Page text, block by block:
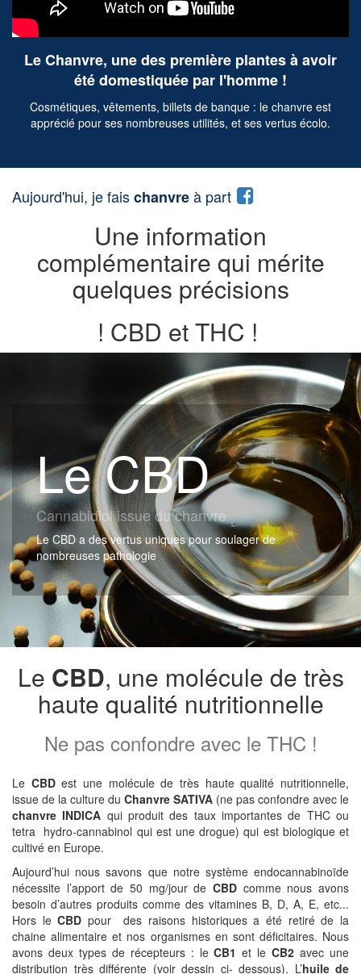
Le Chanvre, une des première plantes à avoir
été domestiquée par l'homme !
Cosmétiques, vêtements, billets de banque : le chanvre est
apprécié pour ses nombreuses utilités, et ses vertus écolo.
Aujourd'hui, je faischanvreà part
Une information
complémentaire qui mérite
quelques précisions
! CBD et THC !
Le CBD
Cannabidiol issue du chanvre
Le CBD a des vertus uniques pour soulager de
nombreuses pathologie
Le CBD, une molécule de très
haute qualité nutritionnelle
Ne pas confondre avec le THC !
Le CBDest une molécule de très haute qualité nutritionnelle,
issue de la culture du Chanvre SATIVA (ne pas confondre avec le
chanvre INDICA qui produit des taux importantes de THC ou
tetra hydro-cannabinol qui est une drogue) qui est biologique et
cultivé en Europe.
Aujourd’hui nous savons que notre système endocannabinoïde
nécessite l’apport de 50 mg/jour de CBD comme nous avons
besoin d’autres produits comme des vitamines B, D, A, E, etc...
Hors leCBD pour des raisons historiques a été retiré de la
chaine alimentaire et nos organismes en sont déficitaires. Nous
avons deux types de récepteurs : leCB1 et leCB2 avec une
distribution très différente (voir dessin ci- dessous). L’huile de